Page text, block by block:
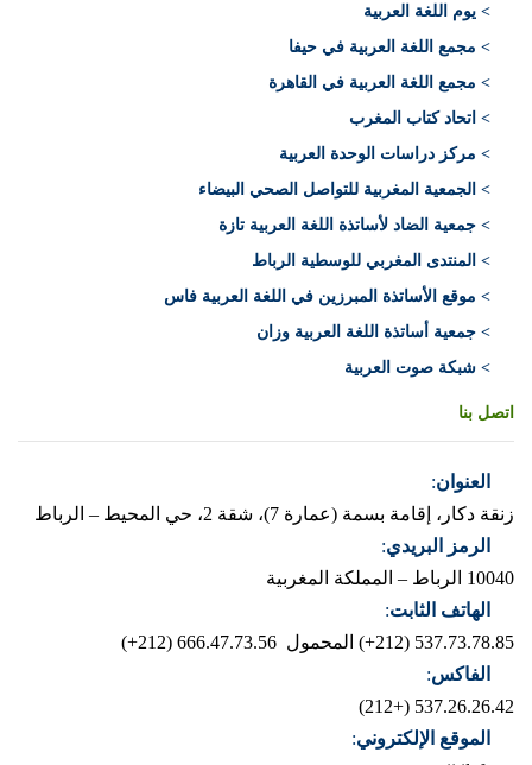
> يوم اللغة العربية
> مجمع اللغة العربية في حيفا
> مجمع اللغة العربية في القاهرة
> اتحاد كتاب المغرب
> مركز دراسات الوحدة العربية
> الجمعية المغربية للتواصل الصحي البيضاء
> جمعية الضاد لأساتذة اللغة العربية تازة
> المنتدى المغربي للوسطية الرباط
> موقع الأساتذة المبرزين في اللغة العربية فاس
> جمعية أساتذة اللغة العربية وزان
> شبكة صوت العربية
اتصل بنا
العنوان:
زنقة دكار، إقامة بسمة (عمارة 7)، شقة 2، حي المحيط – الرباط
الرمز البريدي:
10040 الرباط – المملكة المغربية
الهاتف الثابت:
537.73.78.85 (212+)
المحمول 666.47.73.56 (212+)
الفاكس:
537.26.26.42 (+212)
الموقع الإلكتروني: